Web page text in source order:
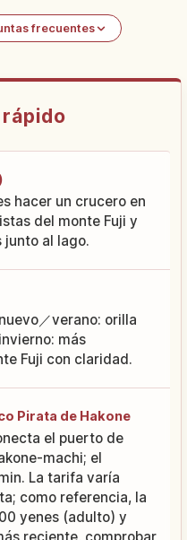
frecuentes
rápido
hacer un crucero en
del monte Fuji y
al lago.
／verano: orilla
más
Fuji con claridad.
Pirata de Hakone
el puerto de
machi; el
La tarifa varía
como referencia, la
yenes (adulto) y